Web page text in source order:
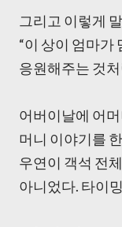
그리고 이렇게
“이 상이 엄마가
응원해주는 것
어버이날에 어
머니 이야기를
우연이 객석 전
아니었다. 타이